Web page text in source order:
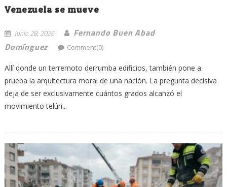
Venezuela se mueve
junio 28, 2026
Fernando Buen Abad
Domínguez
Comment(0)
Allí donde un terremoto derrumba edificios, también pone a
prueba la arquitectura moral de una nación. La pregunta decisiva
deja de ser exclusivamente cuántos grados alcanzó el
movimiento telúri...